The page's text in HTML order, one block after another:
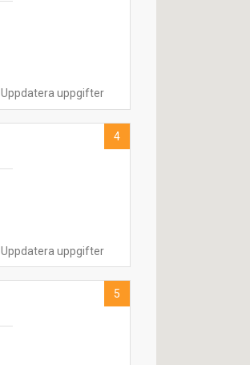
Uppdatera uppgifter
Uppdatera uppgifter
4
5